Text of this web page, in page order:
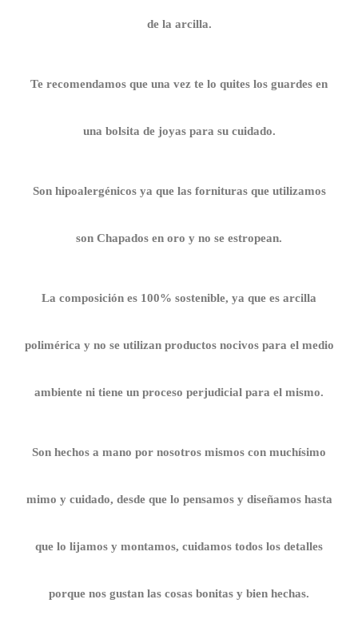
de la arcilla.
Te recomendamos que una vez te lo quites los guardes en
una bolsita de joyas para su cuidado.
Son hipoalergénicos ya que las fornituras que utilizamos
son Chapados en oro y no se estropean.
La composición es 100% sostenible, ya que es arcilla
polimérica y no se utilizan productos nocivos para el medio
ambiente ni tiene un proceso perjudicial para el mismo.
Son hechos a mano por nosotros mismos con muchísimo
mimo y cuidado, desde que lo pensamos y diseñamos hasta
que lo lijamos y montamos, cuidamos todos los detalles
porque nos gustan las cosas bonitas y bien hechas.